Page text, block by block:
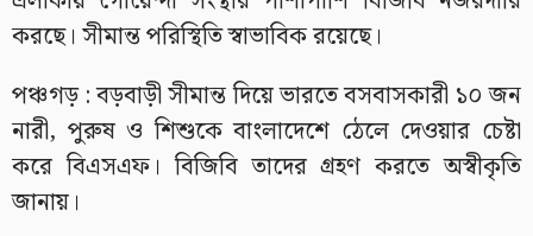
করছে। সীমান্ত পরিস্থিতি স্বাভাবিক রয়েছে।
পঞ্চগড় : বড়বাড়ী সীমান্ত দিয়ে ভারতে বসবাসকারী ১০ জন
নারী, পুরুষ ও শিশুকে বাংলাদেশে ঠেলে দেওয়ার চেষ্টা
করে বিএসএফ। বিজিবি তাদের গ্রহণ করতে অস্বীকৃতি
জানায়।